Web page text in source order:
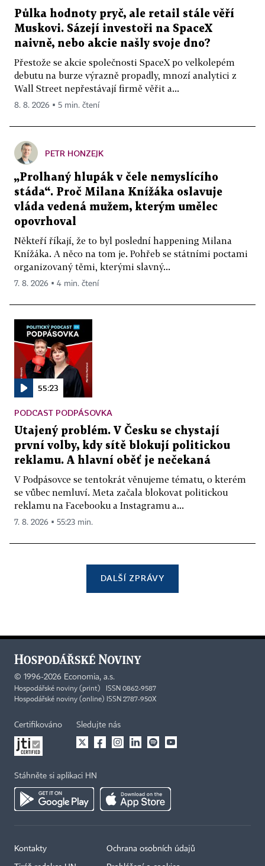
Půlka hodnoty pryč, ale retail stále věří
Muskovi. Sázejí investoři na SpaceX
naivně, nebo akcie našly svoje dno?
Přestože se akcie společnosti SpaceX po velkolepém
debutu na burze výrazně propadly, mnozí analytici z
Wall Street nepřestávají firmě věřit a...
8. 8. 2026 ▪ 5 min. čtení
PETR HONZEJK
„Prolhaný hlupák v čele nemyslícího
stáda“. Proč Milana Knížáka oslavuje
vláda vedená mužem, kterým umělec
opovrhoval
Někteří říkají, že to byl poslední happening Milana
Knížáka. A něco na tom je. Pohřeb se státními poctami
organizovaný těmi, kterými slavný...
7. 8. 2026 ▪ 4 min. čtení
55:23
PODCAST PODPÁSOVKA
Utajený problém. V Česku se chystají
první volby, kdy sítě blokují politickou
reklamu. A hlavní oběť je nečekaná
V Podpásovce se tentokrát věnujeme tématu, o kterém
se vůbec nemluví. Meta začala blokovat politickou
reklamu na Facebooku a Instagramu a...
7. 8. 2026 ▪ 55:23 min.
DALŠÍ ZPRÁVY
© 1996-2026 Economia, a.s.
Hospodářské noviny (print) ISSN 0862-9587
Hospodářské noviny (online) ISSN 2787-950X
Certifikováno Sledujte nás
Stáhněte si aplikaci HN
Kontakty Ochrana osobních údajů